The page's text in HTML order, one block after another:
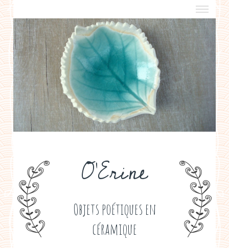
O'Erine
Objets poétiques en
céramique
a propos
boutiques de créateurs
contact
politique de confidentialité